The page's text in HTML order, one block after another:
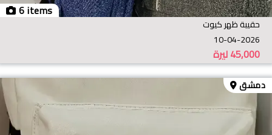
6 items
حقيبة ظهر كيوت
10-04-2026
ليرة45,000
دمشق